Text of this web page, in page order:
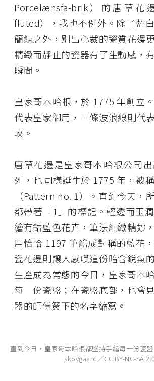
Porcelænsfa-brik）的唐草花
fluted），我也不例外。除了藍
簡練之外，別出心裁的瓷質花邊
精緻而靜止的瓷器有了生動感，
瞬間。
皇家哥本哈根，於 1775 年創立
代表皇家御用，三條波浪線則代
峽。
唐草花邊是皇家哥本哈根公司
列，也同樣誕生於 1775 年，被
（Pattern no. 1）。直到今天，
都帶著「1」的標記。輕透而玉
繪有鈷藍色花卉，筆法細緻精妙
用恰恰 1197 筆繪成對稱的藍花
瓷花邊則讓人感嘆這份暗含銳氣
生產成為常態的今日，皇家哥本
每一份瓷盤；在瓷盤底部，也會
器的師傅簽下的名字縮寫。
直到今日， 皇家哥本哈根都堅持手繪每一份瓷
skovgaard／CC BY-NC-SA 2.0